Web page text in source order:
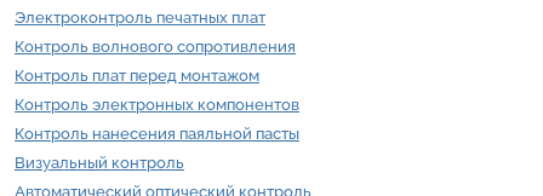
Электроконтроль печатных плат
Контроль волнового сопротивления
Контроль плат перед монтажом
Контроль электронных компонентов
Контроль нанесения паяльной пасты
Визуальный контроль
Автоматический оптический контроль